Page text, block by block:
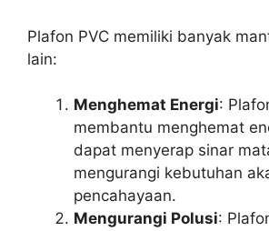
Plafon PVC memiliki banyak
lain:
Menghemat Energi:
membantu menghemat
dapat menyerap sinar
mengurangi kebutuhan
pencahayaan.
Mengurangi Polusi: